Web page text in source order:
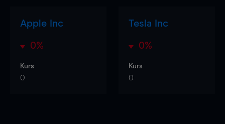
Apple Inc
0%
Kurs
0
Tesla Inc
0%
Kurs
0